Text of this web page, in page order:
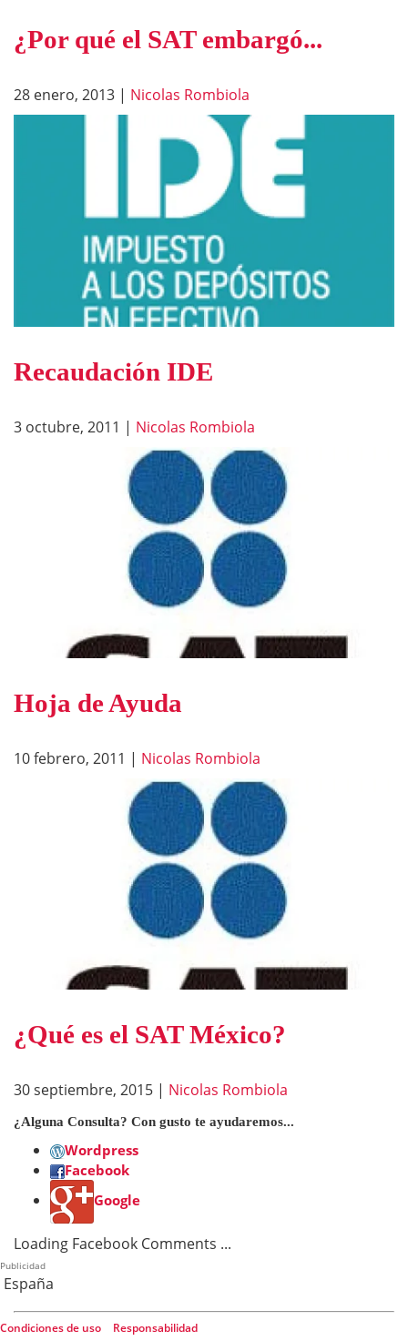
¿Por qué el SAT embargó...
28 enero, 2013 | Nicolas Rombiola
Recaudación IDE
3 octubre, 2011 | Nicolas Rombiola
Hoja de Ayuda
10 febrero, 2011 | Nicolas Rombiola
¿Qué es el SAT México?
30 septiembre, 2015 | Nicolas Rombiola
¿Alguna Consulta? Con gusto te ayudaremos...
Wordpress
Facebook
Google
Loading Facebook Comments ...
Publicidad
España
Condiciones de uso
Responsabilidad